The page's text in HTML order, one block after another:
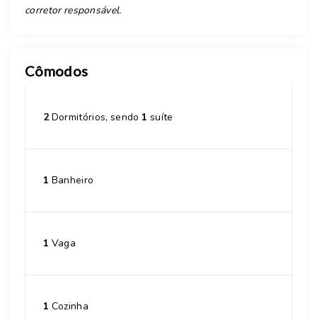
corretor responsável.
Cômodos
2Dormitórios, sendo 1 suíte
1 Banheiro
1 Vaga
1 Cozinha